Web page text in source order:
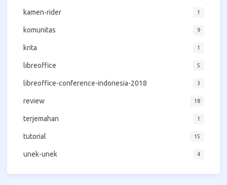
kamen-rider 1
komunitas 9
krita 1
libreoffice 5
libreoffice-conference-indonesia-2018 3
review 18
terjemahan 1
tutorial 15
unek-unek 4